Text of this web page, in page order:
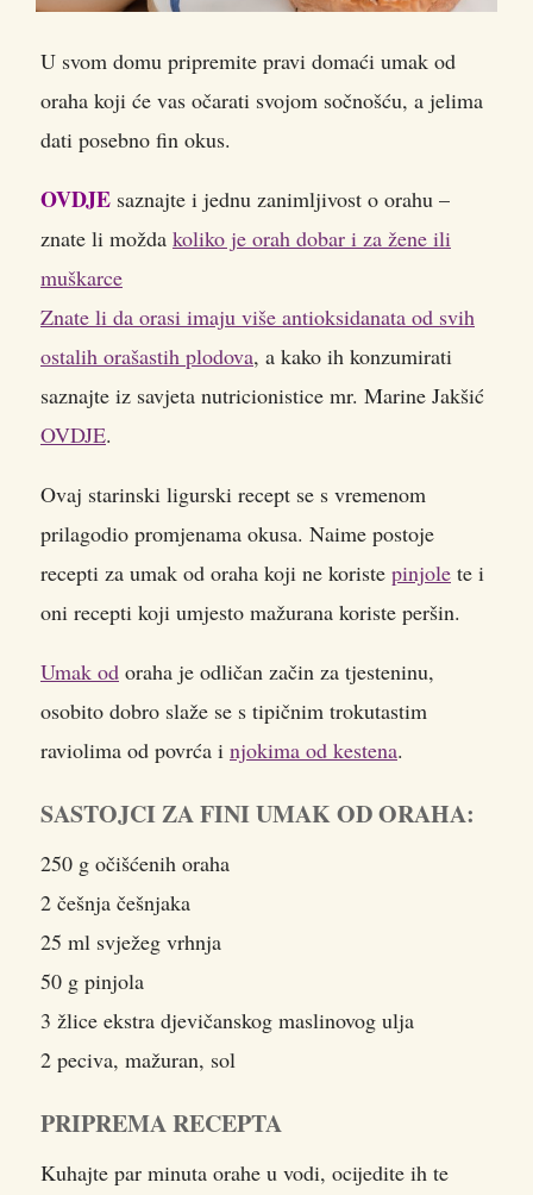
U svom domu pripremite pravi domaći umak od
oraha koji će vas očarati svojom sočnošću, a jelima
dati posebno fin okus.
OVDJE saznajte i jednu zanimljivost o orahu –
znate li možda koliko je orah dobar i za žene ili
muškarce
Znate li da orasi imaju više antioksidanata od svih
ostalih orašastih plodova, a kako ih konzumirati
saznajte iz savjeta nutricionistice mr. Marine Jakšić
OVDJE.
Ovaj starinski ligurski recept se s vremenom
prilagodio promjenama okusa. Naime postoje
recepti za umak od oraha koji ne koriste pinjole te i
oni recepti koji umjesto mažurana koriste peršin.
Umak od oraha je odličan začin za tjesteninu,
osobito dobro slaže se s tipičnim trokutastim
raviolima od povrća i njokima od kestena.
SASTOJCI ZA FINI UMAK OD ORAHA:
250 g očišćenih oraha
2 češnja češnjaka
25 ml svježeg vrhnja
50 g pinjola
3 žlice ekstra djevičanskog maslinovog ulja
2 peciva, mažuran, sol
PRIPREMA RECEPTA
Kuhajte par minuta orahe u vodi, ocijedite ih te